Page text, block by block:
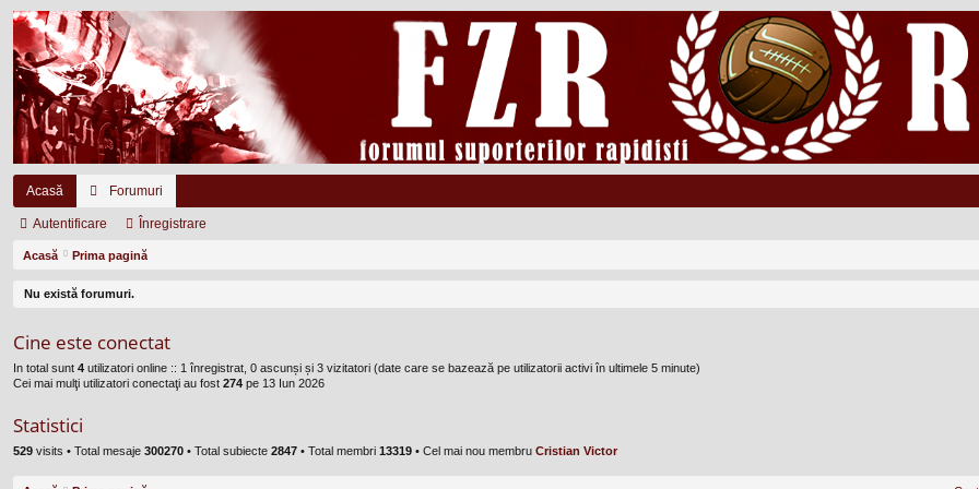
Acasă Forumuri
Autentificare Înregistrare
Acasă Prima pagină
Nu există forumuri.
Cine este conectat
In total sunt 4 utilizatori online :: 1 înregistrat, 0 ascunși și 3 vizitatori (date care se bazează pe utilizatorii activi în ultimele 5 minute)
Cei mai mulţi utilizatori conectaţi au fost 274 pe 13 Iun 2026
Statistici
529 visits • Total mesaje 300270 • Total subiecte 2847 • Total membri 13319 • Cel mai nou membru Cristian Victor